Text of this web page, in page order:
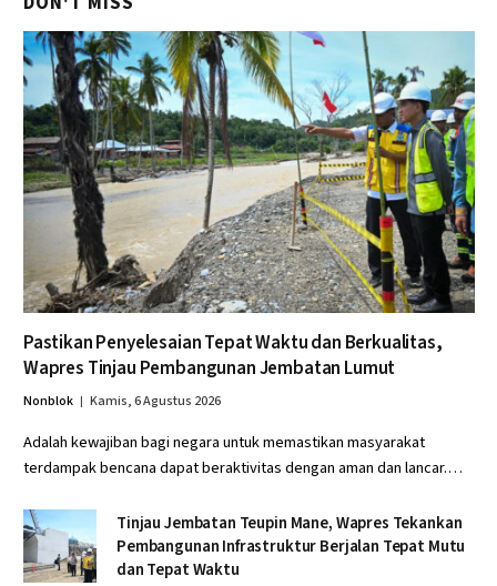
Pastikan Penyelesaian Tepat Waktu dan Berkualitas,
Wapres Tinjau Pembangunan Jembatan Lumut
Nonblok Kamis, 6 Agustus 2026
Adalah kewajiban bagi negara untuk memastikan masyarakat
terdampak bencana dapat beraktivitas dengan aman dan lancar.…
Tinjau Jembatan Teupin Mane, Wapres Tekankan
Pembangunan Infrastruktur Berjalan Tepat Mutu
dan Tepat Waktu